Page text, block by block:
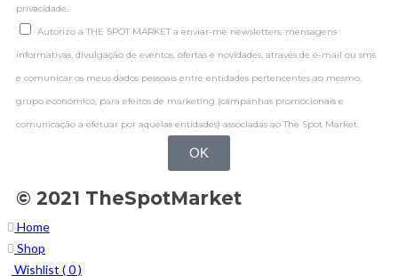
privacidade.
Autorizo a THE SPOT MARKET a enviar-me newsletters, mensagens
informativas, divulgação de eventos, ofertas e novidades, através de e-mail ou sms
e comunicar os meus dados pessoais entre entidades pertencentes ao mesmo
grupo económico, para efeitos de marketing (campanhas promocionais e
comunicação a efetuar por aquelas entidades) associadas ao The Spot Market.
OK
© 2021 TheSpotMarket
Home
Shop
Wishlist (0)